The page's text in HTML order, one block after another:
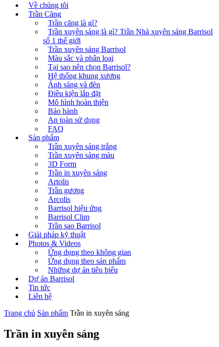
Về chúng tôi
Trần Căng
Trần căng là gì?
Trần xuyên sáng là gì? Trần Nhà xuyên sáng Barrisol
số 1 thế giới
Trần xuyên sáng Barrisol
Màu sắc và phân loại
Tại sao nên chọn Barrisol?
Hệ thống khung xương
Ánh sáng và đèn
Điều kiện lắp đặt
Mô hình hoàn thiện
Bảo hành
An toàn sử dụng
FAQ
Sản phẩm
Trần xuyên sáng trắng
Trần xuyên sáng màu
3D Form
Trần in xuyên sáng
Artolis
Trần gương
Arcolis
Barrisol hiệu ứng
Barrisol Clim
Trần sao Barrisol
Giải pháp kỹ thuật
Photos & Videos
Ứng dụng theo không gian
Ứng dụng theo sản phẩm
Những dự án tiêu biểu
Dự án Barrisol
Tin tức
Liên hệ
Trang chủ Sản phẩm Trần in xuyên sáng
Trần in xuyên sáng